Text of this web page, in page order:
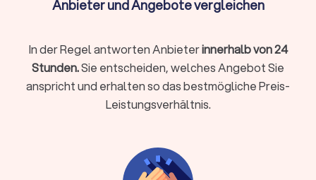
passenden Wärmepumpen Installateur in Ihrer Nähe. Mit
Anbieter und Angebote vergleichen
In der Regel antworten Anbieterinnerhalb von 24
Stunden.Sie entscheiden, welches Angebot Sie
anspricht und erhalten so das bestmögliche Preis-
Leistungsverhältnis.